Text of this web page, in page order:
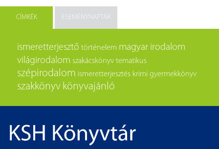
CÍMKÉK ESEMÉNYNAPTÁR
ismeretterjesztő történelem magyar irodalom
világirodalom szakácskönyv tematikus
szépirodalom ismeretterjesztés krimi gyermekkönyv
szakkönyv könyvajánló